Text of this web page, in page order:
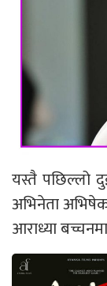
यस्तै पछिल्लो
अभिनेता अभिषेक
आराध्या